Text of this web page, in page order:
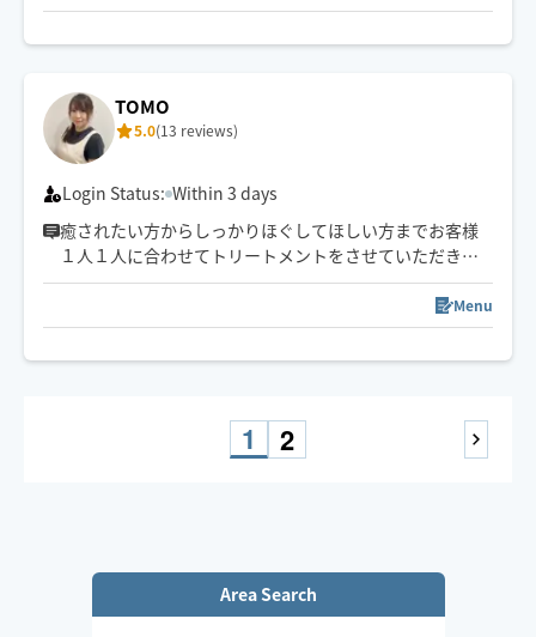
TOMO
5.0(13 reviews)
Login Status: Within 3 days
癒されたい方からしっかりほぐしてほしい方までお客様
１人１人に合わせてトリートメントをさせていただきま
す♪
ご予約お待ちしております！
Menu
1 2
Area Search